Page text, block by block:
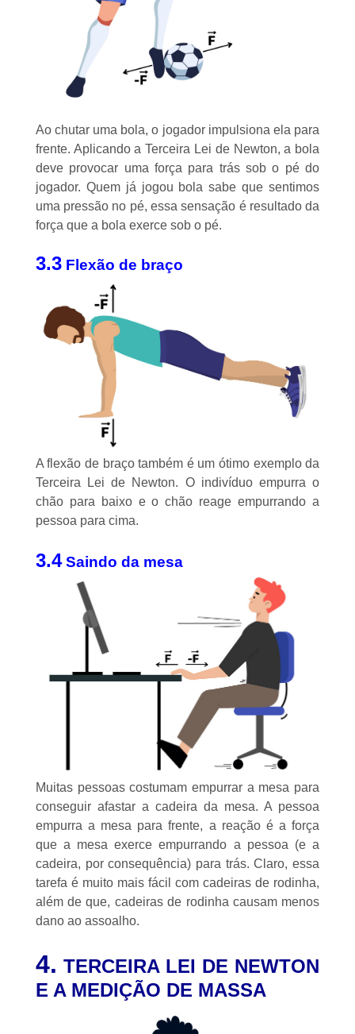
Ao chutar uma bola, o jogador impulsiona ela para
frente. Aplicando a Terceira Lei de Newton, a bola
deve provocar uma força para trás sob o pé do
jogador. Quem já jogou bola sabe que sentimos
uma pressão no pé, essa sensação é resultado da
força que a bola exerce sob o pé.
3.3Flexão de braço
A flexão de braço também é um ótimo exemplo da
Terceira Lei de Newton. O indivíduo empurra o
chão para baixo e o chão reage empurrando a
pessoa para cima.
3.4Saindo da mesa
Muitas pessoas costumam empurrar a mesa para
conseguir afastar a cadeira da mesa. A pessoa
empurra a mesa para frente, a reação é a força
que a mesa exerce empurrando a pessoa (e a
cadeira, por consequência) para trás. Claro, essa
tarefa é muito mais fácil com cadeiras de rodinha,
além de que, cadeiras de rodinha causam menos
dano ao assoalho.
4. TERCEIRA LEI DE NEWTON
E A MEDIÇÃO DE MASSA